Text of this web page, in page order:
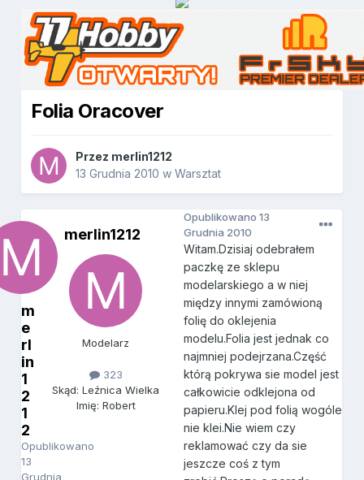
Folia Oracover
Przez merlin1212
13 Grudnia 2010 wWarsztat
m
e
rl
in
1
2
1
2
Opublikowano
13
Grudnia
merlin1212
Modelarz
323
Skąd: Leźnica Wielka
Imię: Robert
Opublikowano13
Grudnia 2010
Witam.Dzisiaj odebrałem
paczkę ze sklepu
modelarskiego a w niej
między innymi zamówioną
folię do oklejenia
modelu.Folia jest jednak co
najmniej podejrzana.Część
którą pokrywa sie model jest
całkowicie odklejona od
papieru.Klej pod folią wogóle
nie klei.Nie wiem czy
reklamować czy da sie
jeszcze coś z tym